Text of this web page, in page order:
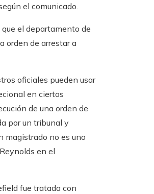
el comunicado.
el departamento de
orden de arrestar a
oficiales pueden usar
en ciertos
de una orden de
por un tribunal y
magistrado no es uno
en el
fue tratada con